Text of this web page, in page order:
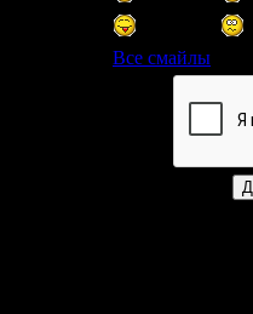
Все смайлы